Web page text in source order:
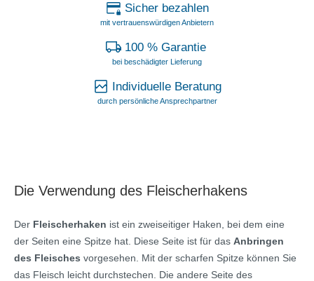
Sicher bezahlen
mit vertrauenswürdigen Anbietern
100 % Garantie
bei beschädigter Lieferung
Individuelle Beratung
durch persönliche Ansprechpartner
Die Verwendung des Fleischerhakens
Der Fleischerhaken ist ein zweiseitiger Haken, bei dem eine
der Seiten eine Spitze hat. Diese Seite ist für das Anbringen
des Fleisches vorgesehen. Mit der scharfen Spitze können Sie
das Fleisch leicht durchstechen. Die andere Seite des